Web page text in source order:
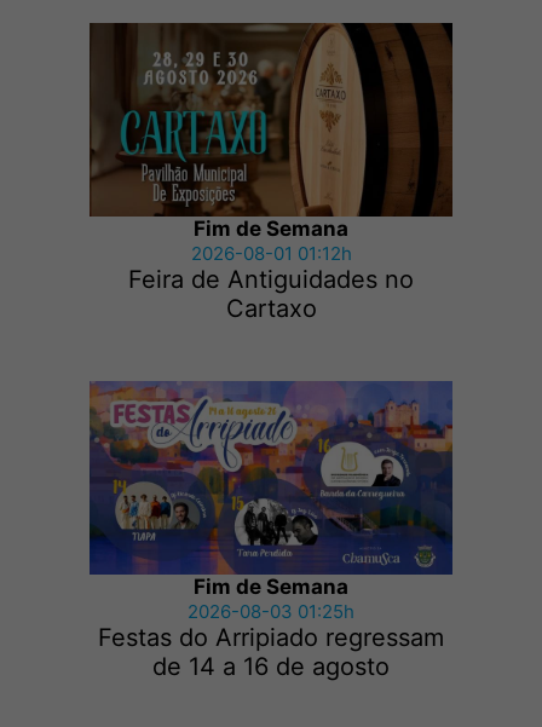
Fim de Semana
2026-08-01 01:12h
Feira de Antiguidades no
Cartaxo
Fim de Semana
2026-08-03 01:25h
Festas do Arripiado regressam
de 14 a 16 de agosto